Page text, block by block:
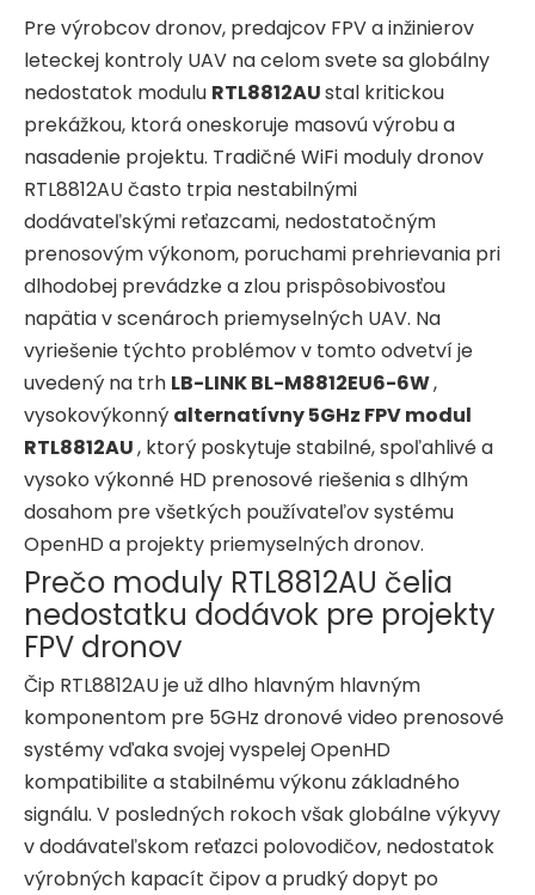
Pre výrobcov dronov, predajcov FPV a inžinierov
leteckej kontroly UAV na celom svete sa globálny
nedostatok modulu RTL8812AUstal kritickou
prekážkou, ktorá oneskoruje masovú výrobu a
nasadenie projektu. Tradičné WiFi moduly dronov
RTL8812AU často trpia nestabilnými
dodávateľskými reťazcami, nedostatočným
prenosovým výkonom, poruchami prehrievania pri
dlhodobej prevádzke a zlou prispôsobivosťou
napätia v scenároch priemyselných UAV. Na
vyriešenie týchto problémov v tomto odvetví je
uvedený na trh LB-LINK BL-M8812EU6-6W,
vysokovýkonný alternatívny 5GHz FPV modul
RTL8812AU, ktorý poskytuje stabilné, spoľahlivé a
vysoko výkonné HD prenosové riešenia s dlhým
dosahom pre všetkých používateľov systému
OpenHD a projekty priemyselných dronov.
Prečo moduly RTL8812AU čelia
nedostatku dodávok pre projekty
FPV dronov
Čip RTL8812AU je už dlho hlavným hlavným
komponentom pre 5GHz dronové video prenosové
systémy vďaka svojej vyspelej OpenHD
kompatibilite a stabilnému výkonu základného
signálu. V posledných rokoch však globálne výkyvy
v dodávateľskom reťazci polovodičov, nedostatok
výrobných kapacít čipov a prudký dopyt po